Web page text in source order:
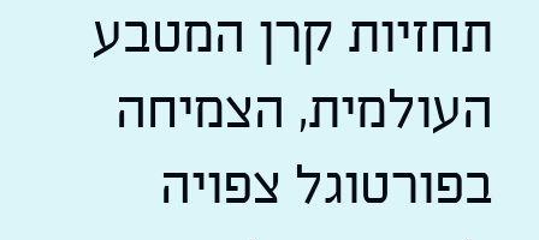
תחזיות קרן המטבע
העולמית, הצמיחה
בפורטוגל צפויה